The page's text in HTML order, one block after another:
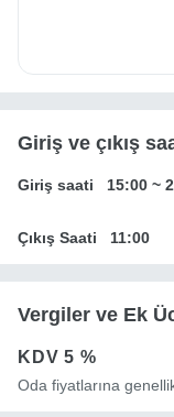
Giriş ve çıkış
Giriş saati 15:00 ~
Çıkış Saati 11:00
Vergiler ve Ek
KDV5 %
Oda fiyatlarına